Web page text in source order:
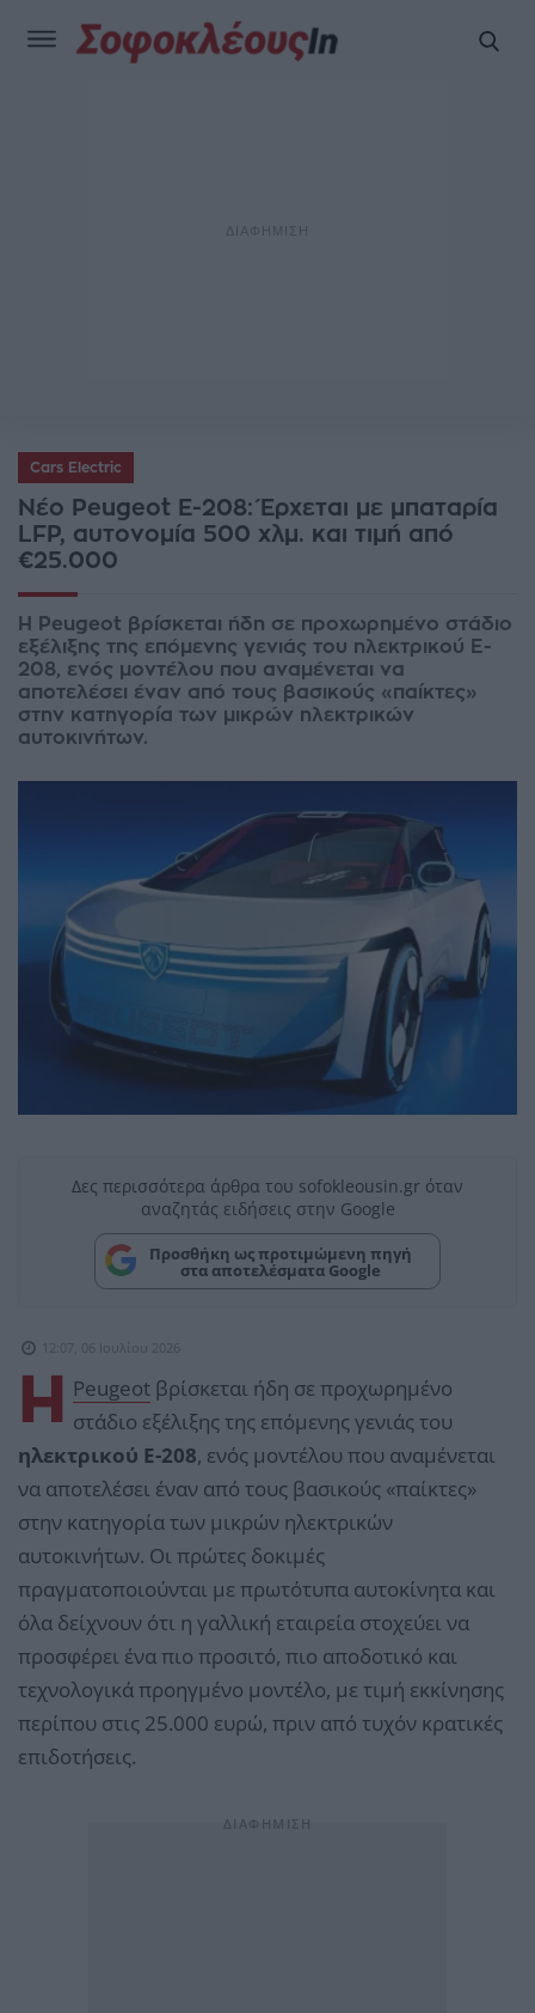
Cars Electric
Νέο Peugeot E-208: Έρχεται με μπαταρία
LFP, αυτονομία 500 χλμ. και τιμή από
€25.000
Η Peugeot βρίσκεται ήδη σε προχωρημένο στάδιο
εξέλιξης της επόμενης γενιάς του ηλεκτρικού E-
208, ενός μοντέλου που αναμένεται να
αποτελέσει έναν από τους βασικούς «παίκτες»
στην κατηγορία των μικρών ηλεκτρικών
αυτοκινήτων.
Δες περισσότερα άρθρα του sofokleousin.gr όταν
αναζητάς ειδήσεις στην Google
Προσθήκη ως προτιμώμενη πηγή
στα αποτελέσματα Google
12:07, 06 Ιουλίου 2026
Η Peugeot βρίσκεται ήδη σε προχωρημένο
στάδιο εξέλιξης της επόμενης γενιάς του
ηλεκτρικού E-208, ενός μοντέλου που αναμένεται
να αποτελέσει έναν από τους βασικούς «παίκτες»
στην κατηγορία των μικρών ηλεκτρικών
αυτοκινήτων. Οι πρώτες δοκιμές
πραγματοποιούνται με πρωτότυπα αυτοκίνητα και
όλα δείχνουν ότι η γαλλική εταιρεία στοχεύει να
προσφέρει ένα πιο προσιτό, πιο αποδοτικό και
τεχνολογικά προηγμένο μοντέλο, με τιμή εκκίνησης
περίπου στις 25.000 ευρώ, πριν από τυχόν κρατικές
επιδοτήσεις.